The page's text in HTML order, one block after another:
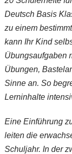
Deutsch Basis
zu einem
kann Ihr Kind
Übungsaufgaben
Übungen,
Sinne an. So
Lerninhalte
Eine Einführung
leiten die
Schuljahr. In der